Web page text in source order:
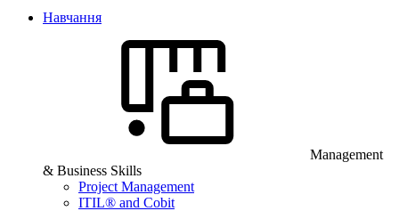
Навчання
Management
& Business Skills
Project Management
ITIL® and Cobit